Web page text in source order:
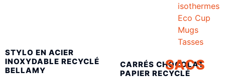
isothermes
Eco Cup
Mugs
Tasses
SACS
STYLO EN ACIER
INOXYDABLE RECYCLÉ
BELLAMY
CARRÉS CHOCOLAT
PAPIER RECYCLÉ